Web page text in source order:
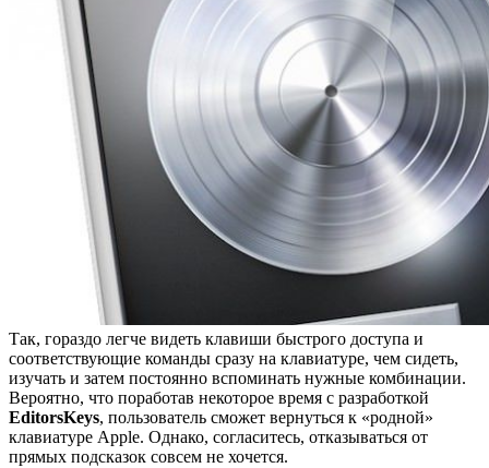
Так, гораздо легче видеть клавиши быстрого доступа и
соответствующие команды сразу на клавиатуре, чем сидеть,
изучать и затем постоянно вспоминать нужные комбинации.
Вероятно, что поработав некоторое время с разработкой
EditorsKeys, пользователь сможет вернуться к «родной»
клавиатуре Apple. Однако, согласитесь, отказываться от
прямых подсказок совсем не хочется.